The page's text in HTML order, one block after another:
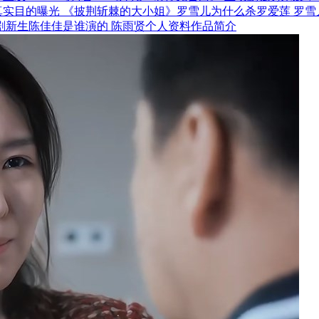
《披荆斩棘的大小姐》罗雪儿为什么杀罗爱莲 罗
新生陈佳佳是谁演的 陈雨贤个人资料作品简介